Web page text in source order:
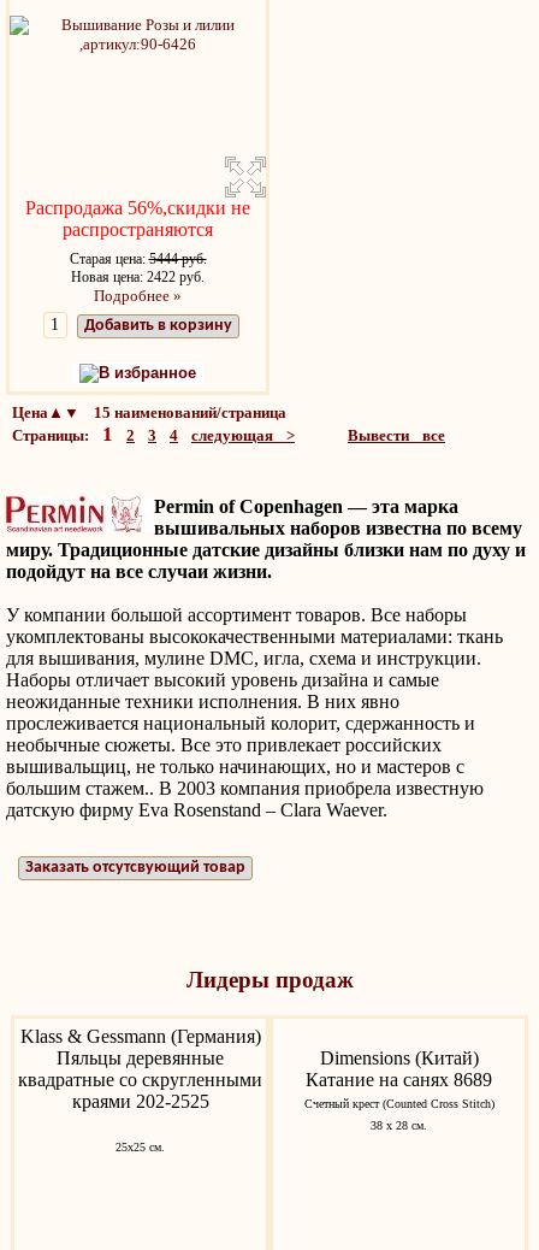
Распродажа 56%,скидки не
распространяются
Старая цена:5444 руб.
Новая цена: 2422 руб.
Подробнее »
Добавить в корзину
В избранное
Цена▲▼ 15 наименований/страница
Страницы: 1 2 3 4 следующая > Вывести все
Permin of Copenhagen —эта марка
вышивальных наборов известна по всему
миру. Традиционные датские дизайны близки нам по духу и
подойдут на все случаи жизни.
У компании большой ассортимент товаров. Все наборы
укомплектованы высококачественными материалами: ткань
для вышивания, мулине DMC, игла, схема и инструкции.
Наборы отличает высокий уровень дизайна и самые
неожиданные техники исполнения. В них явно
прослеживается национальный колорит, сдержанность и
необычные сюжеты. Все это привлекает российских
вышивальщиц, не только начинающих, но и мастеров с
большим стажем.. В 2003 компания приобрела известную
датскую фирму Eva Rosenstand – Clara Waever.
Заказать отсутсвующий товар
Лидеры продаж
Klass & Gessmann (Германия)
Пяльцы деревянные
квадратные со скругленными
краями 202-2525
25х25 см.
Dimensions (Китай)
Катание на санях 8689
Счетный крест (Counted Cross Stitch)
38 х 28 см.